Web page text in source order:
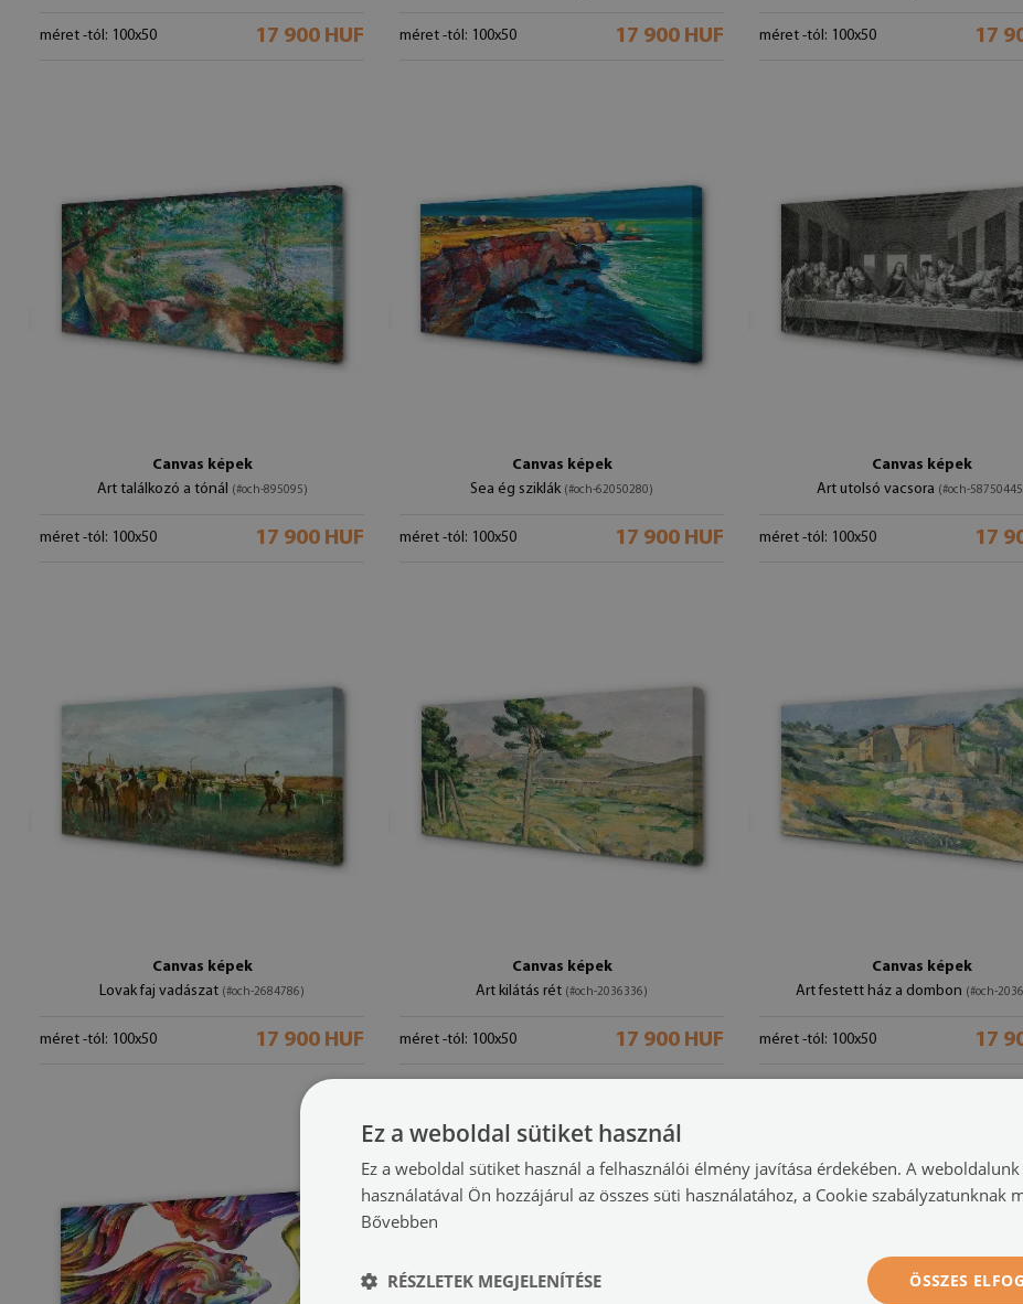
méret -tól: 100x50 17 900 HUF méret -tól: 100x50 17 900 HUF méret -tól: 100x50 17
Canvas képek
Art találkozó a tónál (#och-895095)
méret -tól: 100x50 17 900 HUF
Canvas képek
Sea ég sziklák (#och-62050280)
méret -tól: 100x50 17 900 HUF
Canvas képek
Art utolsó vacsora (#och-
méret -tól: 100x50 17
Canvas képek
Lovak faj vadászat (#och-2684786)
méret -tól: 100x50 17 900 HUF
Canvas képek
Art kilátás rét (#och-2036336)
méret -tól: 100x50 17 900 HUF
Canvas képek
Art festett ház a dombon (#och-
méret -tól: 100x50 17
Ez a weboldal sütiket használ
Ez a weboldal sütiket használ a felhasználói élmény javítása érdekében. A weboldalunk
használatával Ön hozzájárul az összes süti használatához, a Cookie szabályzatunknak
Bővebben
ÖSSZES
RÉSZLETEK MEGJELENÍTÉSE